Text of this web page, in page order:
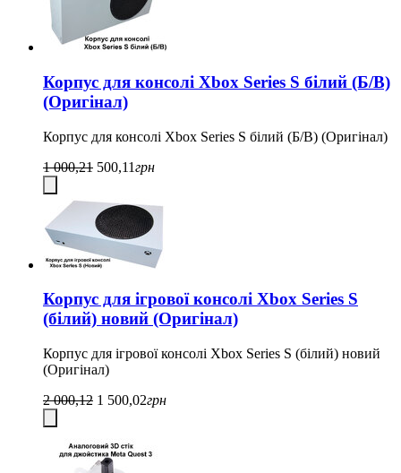
Корпус для консолі Xbox Series S білий (Б/В)
(Оригінал)
Корпус для консолі Xbox Series S білий (Б/В) (Оригінал)
1 000,21 500,11грн
Корпус для ігрової консолі Xbox Series S
(білий) новий (Оригінал)
Корпус для ігрової консолі Xbox Series S (білий) новий
(Оригінал)
2 000,12 1 500,02грн